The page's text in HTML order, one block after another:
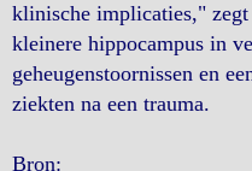
klinische implicaties,"
kleinere hippocampus in
geheugenstoornissen en
ziekten na een trauma.
Bron: